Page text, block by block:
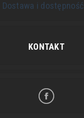
Dostawa i dostępność
KONTAKT